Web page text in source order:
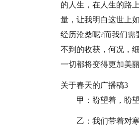
的人生，在人生的路
量，让我明白这世上
经历沧桑呢?而我们
不到的收获，何况，
一切都将变得更加美
关于春天的广播稿3
甲：盼望着，盼
乙：我们带着对